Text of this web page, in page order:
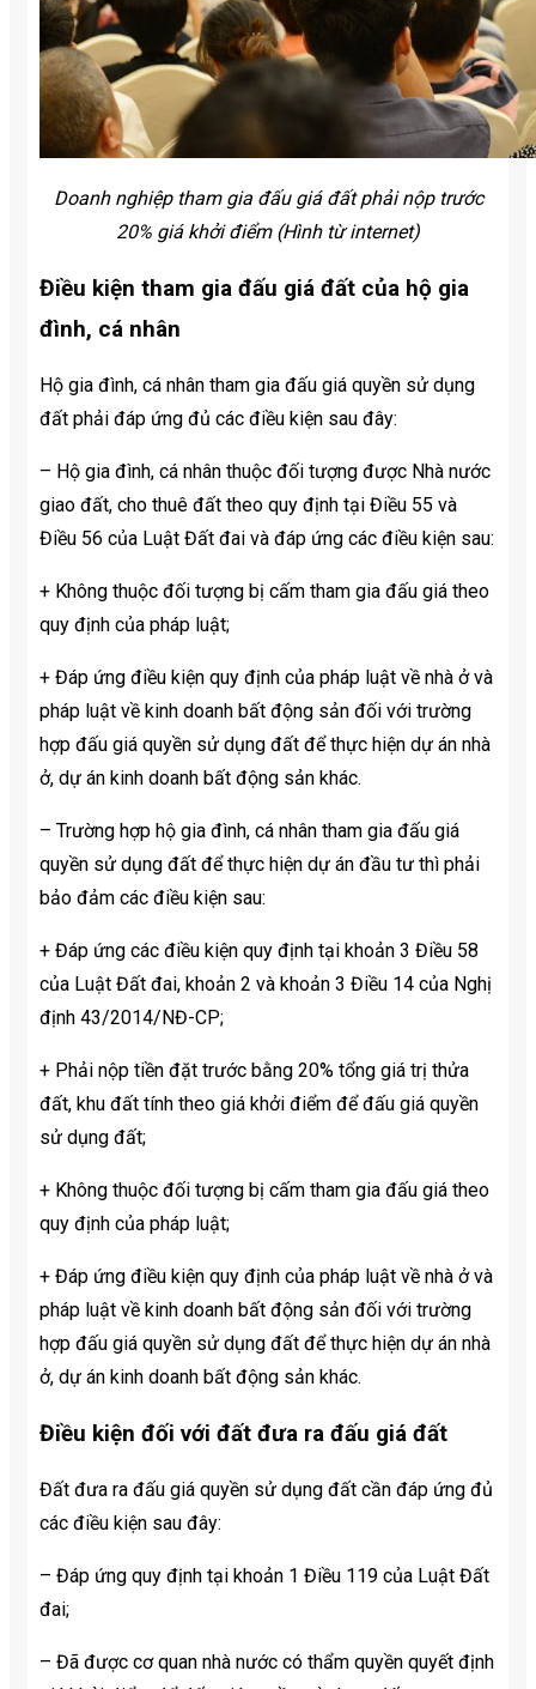
Doanh nghiệp tham gia đấu giá đất phải nộp trước
20% giá khởi điểm (Hình từ internet)
Điều kiện tham gia đấu giá đất của hộ gia
đình, cá nhân
Hộ gia đình, cá nhân tham gia đấu giá quyền sử dụng
đất phải đáp ứng đủ các điều kiện sau đây:
– Hộ gia đình, cá nhân thuộc đối tượng được Nhà nước
giao đất, cho thuê đất theo quy định tại Điều 55 và
Điều 56 của Luật Đất đai và đáp ứng các điều kiện sau:
+ Không thuộc đối tượng bị cấm tham gia đấu giá theo
quy định của pháp luật;
+ Đáp ứng điều kiện quy định của pháp luật về nhà ở và
pháp luật về kinh doanh bất động sản đối với trường
hợp đấu giá quyền sử dụng đất để thực hiện dự án nhà
ở, dự án kinh doanh bất động sản khác.
– Trường hợp hộ gia đình, cá nhân tham gia đấu giá
quyền sử dụng đất để thực hiện dự án đầu tư thì phải
bảo đảm các điều kiện sau:
+ Đáp ứng các điều kiện quy định tại khoản 3 Điều 58
của Luật Đất đai, khoản 2 và khoản 3 Điều 14 của Nghị
định 43/2014/NĐ-CP;
+ Phải nộp tiền đặt trước bằng 20% tổng giá trị thửa
đất, khu đất tính theo giá khởi điểm để đấu giá quyền
sử dụng đất;
+ Không thuộc đối tượng bị cấm tham gia đấu giá theo
quy định của pháp luật;
+ Đáp ứng điều kiện quy định của pháp luật về nhà ở và
pháp luật về kinh doanh bất động sản đối với trường
hợp đấu giá quyền sử dụng đất để thực hiện dự án nhà
ở, dự án kinh doanh bất động sản khác.
Điều kiện đối với đất đưa ra đấu giá đất
Đất đưa ra đấu giá quyền sử dụng đất cần đáp ứng đủ
các điều kiện sau đây:
– Đáp ứng quy định tại khoản 1 Điều 119 của Luật Đất
đai;
– Đã được cơ quan nhà nước có thẩm quyền quyết định